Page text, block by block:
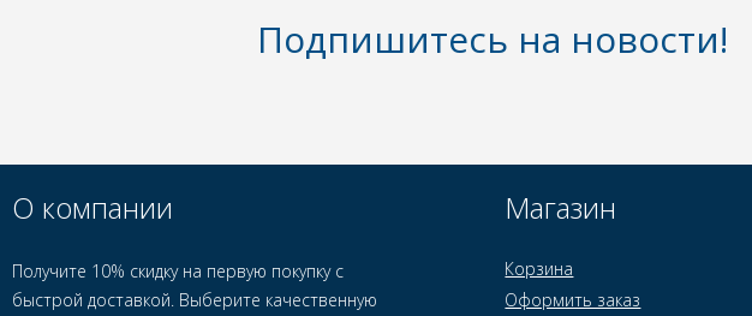
Подпишитесь на новости!
О компании
Получите 10% скидку на первую покупку с
быстрой доставкой. Выберите качественную
Магазин
Корзина
Оформить заказ